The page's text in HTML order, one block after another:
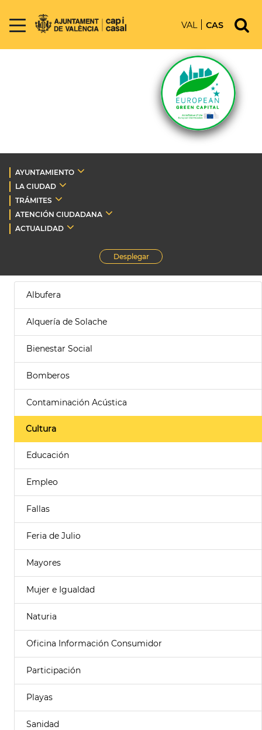
VAL CAS
AYUNTAMIENTO
LA CIUDAD
TRÁMITES
ATENCIÓN CIUDADANA
ACTUALIDAD
Desplegar
Albufera
Alquería de Solache
Bienestar Social
Bomberos
Contaminación Acústica
Cultura
Educación
Empleo
Fallas
Feria de Julio
Mayores
Mujer e Igualdad
Naturia
Oficina Información Consumidor
Participación
Playas
Sanidad